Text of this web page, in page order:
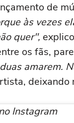
de
às vezes
quer",
os fãs,
amarem.
deixando
Instagram